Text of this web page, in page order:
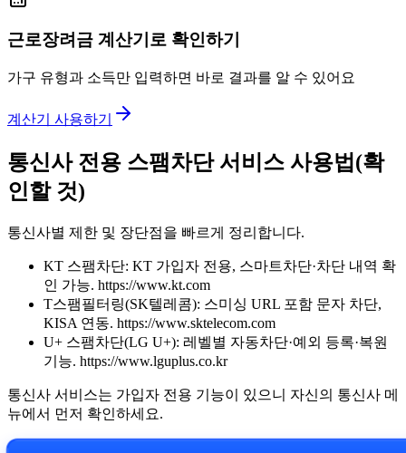
근로장려금 계산기로 확인하기
가구 유형과 소득만 입력하면 바로 결과를 알 수 있어요
계산기 사용하기
통신사 전용 스팸차단 서비스 사용법(확
인할 것)
통신사별 제한 및 장단점을 빠르게 정리합니다.
KT 스팸차단: KT 가입자 전용, 스마트차단·차단 내역 확
인 가능. https://www.kt.com
T스팸필터링(SK텔레콤): 스미싱 URL 포함 문자 차단,
KISA 연동. https://www.sktelecom.com
U+ 스팸차단(LG U+): 레벨별 자동차단·예외 등록·복원
기능. https://www.lguplus.co.kr
통신사 서비스는 가입자 전용 기능이 있으니 자신의 통신사 메
뉴에서 먼저 확인하세요.